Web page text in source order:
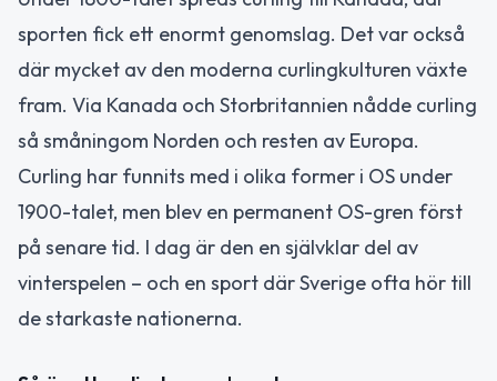
sporten fick ett enormt genomslag. Det var också
där mycket av den moderna curlingkulturen växte
fram. Via Kanada och Storbritannien nådde curling
så småningom Norden och resten av Europa.
Curling har funnits med i olika former i OS under
1900-talet, men blev en permanent OS-gren först
på senare tid. I dag är den en självklar del av
vinterspelen – och en sport där Sverige ofta hör till
de starkaste nationerna.